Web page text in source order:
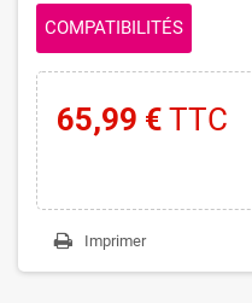
COMPATIBILITÉS
65,99 € TTC
Imprimer